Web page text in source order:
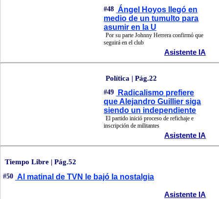
#48 Ángel Hoyos llegó en
medio de un tumulto para
asumir en la U
Por su parte Johnny Herrera confirmó que
seguirá en el club
Asistente IA
Política | Pág.22
#49
Radicalismo prefiere
que Alejandro Guillier siga
siendo un independiente
El partido inició proceso de refichaje e
inscripción de militantes
Asistente IA
Tiempo Libre | Pág.52
#50 Al matinal de TVN le bajó la nostalgia
Asistente IA